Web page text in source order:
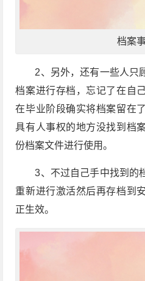
档案
2、另外，还有一些人只
档案进行存档，忘记了在自
在毕业阶段确实将档案留在
具有人事权的地方没找到档
份档案文件进行使用。
3、不过自己手中找到的
重新进行激活然后再存档到
正生效。